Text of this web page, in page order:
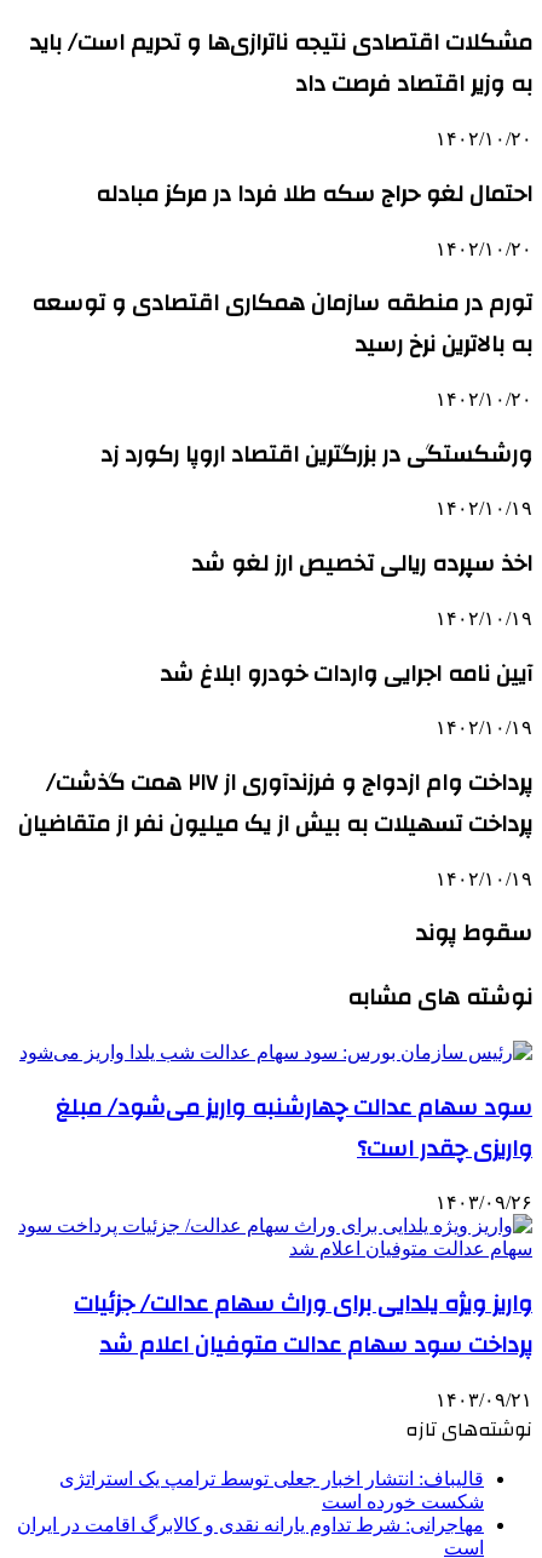
مشکلات اقتصادی نتیجه ناترازی‌ها و تحریم است/ باید
به وزیر اقتصاد فرصت داد
۱۴۰۲/۱۰/۲۰
احتمال لغو حراج سکه طلا فردا در مرکز مبادله
۱۴۰۲/۱۰/۲۰
تورم در منطقه سازمان همکاری اقتصادی و توسعه
به بالاترین نرخ رسید
۱۴۰۲/۱۰/۲۰
ورشکستگی در بزرگترین اقتصاد اروپا رکورد زد
۱۴۰۲/۱۰/۱۹
اخذ سپرده ریالی تخصیص ارز لغو شد
۱۴۰۲/۱۰/۱۹
آیین نامه اجرایی واردات خودرو ابلاغ شد
۱۴۰۲/۱۰/۱۹
پرداخت وام ازدواج و فرزندآوری از ۲۱۷ همت گذشت/
پرداخت تسهیلات به بیش از یک میلیون نفر از متقاضیان
۱۴۰۲/۱۰/۱۹
سقوط پوند
نوشته های مشابه
سود سهام عدالت چهارشنبه واریز می‌شود/ مبلغ
واریزی چقدر است؟
۱۴۰۳/۰۹/۲۶
واریز ویژه یلدایی برای وراث سهام عدالت/ جزئیات
پرداخت سود سهام عدالت متوفیان اعلام شد
۱۴۰۳/۰۹/۲۱
نوشته‌های تازه
قالیباف: انتشار اخبار جعلی توسط ترامپ یک استراتژی
شکست خورده است
مهاجرانی: شرط تداوم یارانه نقدی و کالابرگ اقامت در ایران
است